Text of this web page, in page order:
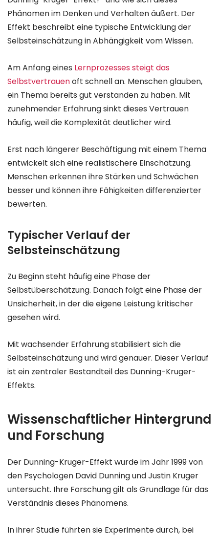
Phänomen im Denken und Verhalten äußert. Der
Effekt beschreibt eine typische Entwicklung der
Selbsteinschätzung in Abhängigkeit vom Wissen.
Am Anfang eines Lernprozesses steigt das
Selbstvertrauenoft schnell an. Menschen glauben,
ein Thema bereits gut verstanden zu haben. Mit
zunehmender Erfahrung sinkt dieses Vertrauen
häufig, weil die Komplexität deutlicher wird.
Erst nach längerer Beschäftigung mit einem Thema
entwickelt sich eine realistischere Einschätzung.
Menschen erkennen ihre Stärken und Schwächen
besser und können ihre Fähigkeiten differenzierter
bewerten.
Typischer Verlauf der
Selbsteinschätzung
Zu Beginn steht häufig eine Phase der
Selbstüberschätzung. Danach folgt eine Phase der
Unsicherheit, in der die eigene Leistung kritischer
gesehen wird.
Mit wachsender Erfahrung stabilisiert sich die
Selbsteinschätzung und wird genauer. Dieser Verlauf
ist ein zentraler Bestandteil des Dunning-Kruger-
Effekts.
Wissenschaftlicher Hintergrund
und Forschung
Der Dunning-Kruger-Effekt wurde im Jahr 1999 von
den Psychologen David Dunning und Justin Kruger
untersucht. Ihre Forschung gilt als Grundlage für das
Verständnis dieses Phänomens.
In ihrer Studie führten sie Experimente durch, bei